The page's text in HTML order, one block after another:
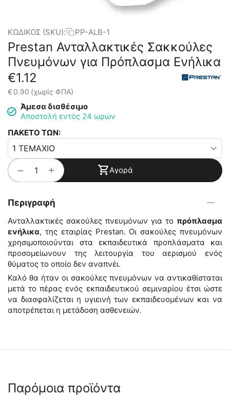
ΚΩΔΙΚΟΣ (SKU): PP-ALB-1
Prestan Ανταλλακτικές Σακκούλες
Πνευμόνων για Πρόπλασμα Ενήλικα
€1.12
€0.90 (χωρίς ΦΠΑ)
Άμεσα διαθέσιμο
Αποστολή εντός 24 ωρών
ΠΑΚΕΤΟ ΤΩΝ:
+
− Αγορά
Περιγραφή
Ανταλλακτικές σακούλες πνευμόνων για το πρόπλασμα
ενήλικα, της εταιρίας Prestan. Οι σακούλες πνευμόνων
χρησιμοποιούνται στα εκπαιδευτικά προπλάσματα και
προσομείωνουν της λειτουργία του αερισμού ενός
θύματος το οποίο δεν αναπνέι.
Καλό θα ήταν οι σακούλες πνευμόνων να αντικαθίσταται
μετά το πέρας ενός εκπαιδευτικού σεμιναρίου έτσι ώστε
να διασφαλίζεται η υγιεινή των εκπαιδευομένων και να
αποτρέπεται η μετάδοση ασθενειών.
Παρόμοια προϊόντα